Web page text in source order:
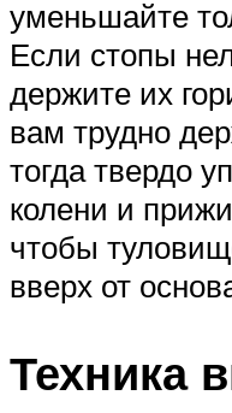
уменьшайте
Если стопы
держите их
вам трудно
тогда твердо
колени и
чтобы
вверх от
Техника